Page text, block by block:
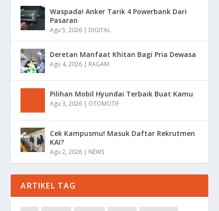
Waspada! Anker Tarik 4 Powerbank Dari
Pasaran
Agu 5, 2026 | DIGITAL
Deretan Manfaat Khitan Bagi Pria Dewasa
Agu 4, 2026 | RAGAM
Pilihan Mobil Hyundai Terbaik Buat Kamu
Agu 3, 2026 | OTOMOTIF
Cek Kampusmu! Masuk Daftar Rekrutmen
KAI?
Agu 2, 2026 | NEWS
ARTIKEL TAG